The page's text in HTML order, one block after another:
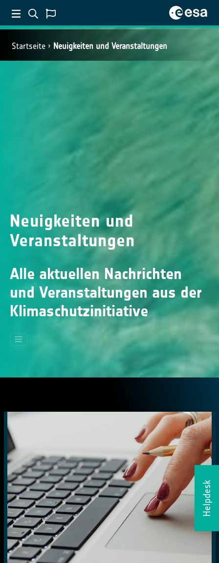
Startseite Neuigkeiten und Veranstaltungen
Helpdesk
Neuigkeiten und
Veranstaltungen
Alle aktuellen Nachrichten
und Veranstaltungen aus der
Klimaschutzinitiative